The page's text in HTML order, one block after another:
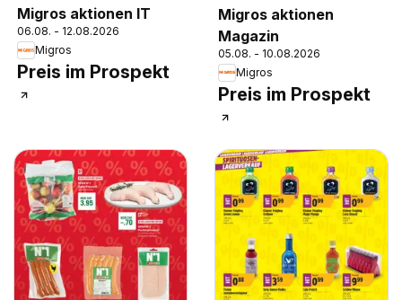
Migros aktionen IT
06.08. - 12.08.2026
Migros
Preis im Prospekt
Migros aktionen
Magazin
05.08. - 10.08.2026
Migros
Preis im Prospekt